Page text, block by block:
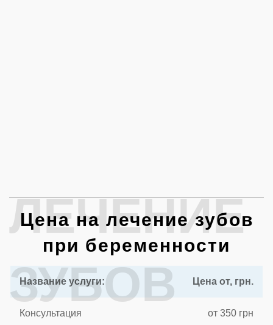
ЛЕЧЕНИЕ
ЗУБОВ
Цена на лечение зубов
при беременности
Название услуги: Цена от, грн.
Консультация от 350 грн